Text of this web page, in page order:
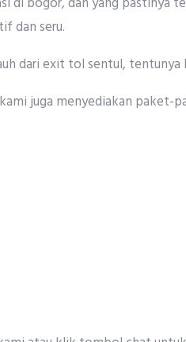
dan seru.
dari exit tol sentul,
juga menyediakan paket-